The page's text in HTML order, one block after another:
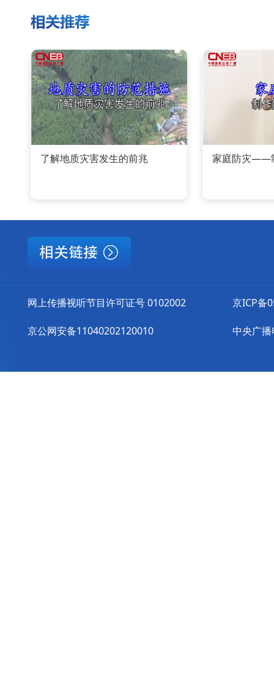
了解地质灾害发生的前兆 家庭防灾——
网上传播视听节目许可证号 0102002
京公网安备11040202120010
京ICP备
中央广